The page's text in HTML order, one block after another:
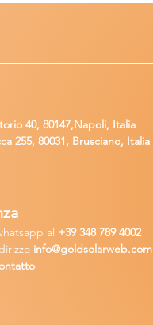
40, 80147,Napoli, Italia
255, 80031, Brusciano, Italia
al +39 348 789 4002
info@goldsolarweb.com